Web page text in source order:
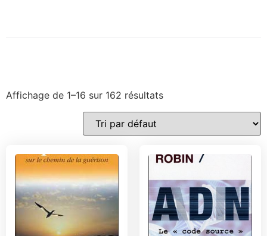
Affichage de 1–16 sur 162 résultats